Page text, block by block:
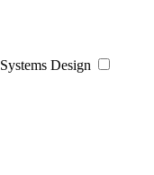
Systems Design